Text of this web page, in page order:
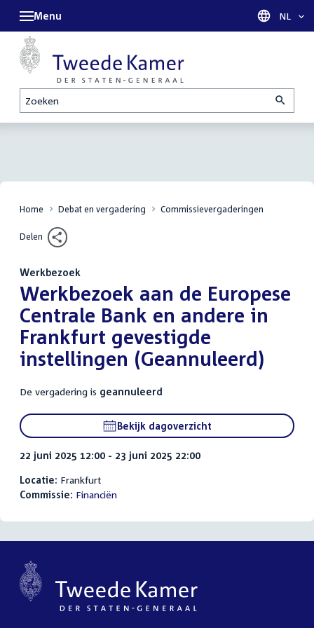
Zoeken
Menu Taal
NL
Home Debat en vergadering Commissievergaderingen
Delen
Werkbezoek
:Werkbezoek aan de Europese
Centrale Bank en andere in
Frankfurt gevestigde
instellingen (Geannuleerd)
De vergadering is geannuleerd
Bekijk dagoverzicht
22 juni 2025 12:00 - 23 juni 2025 22:00
Locatie: Frankfurt
Commissie: Financiën